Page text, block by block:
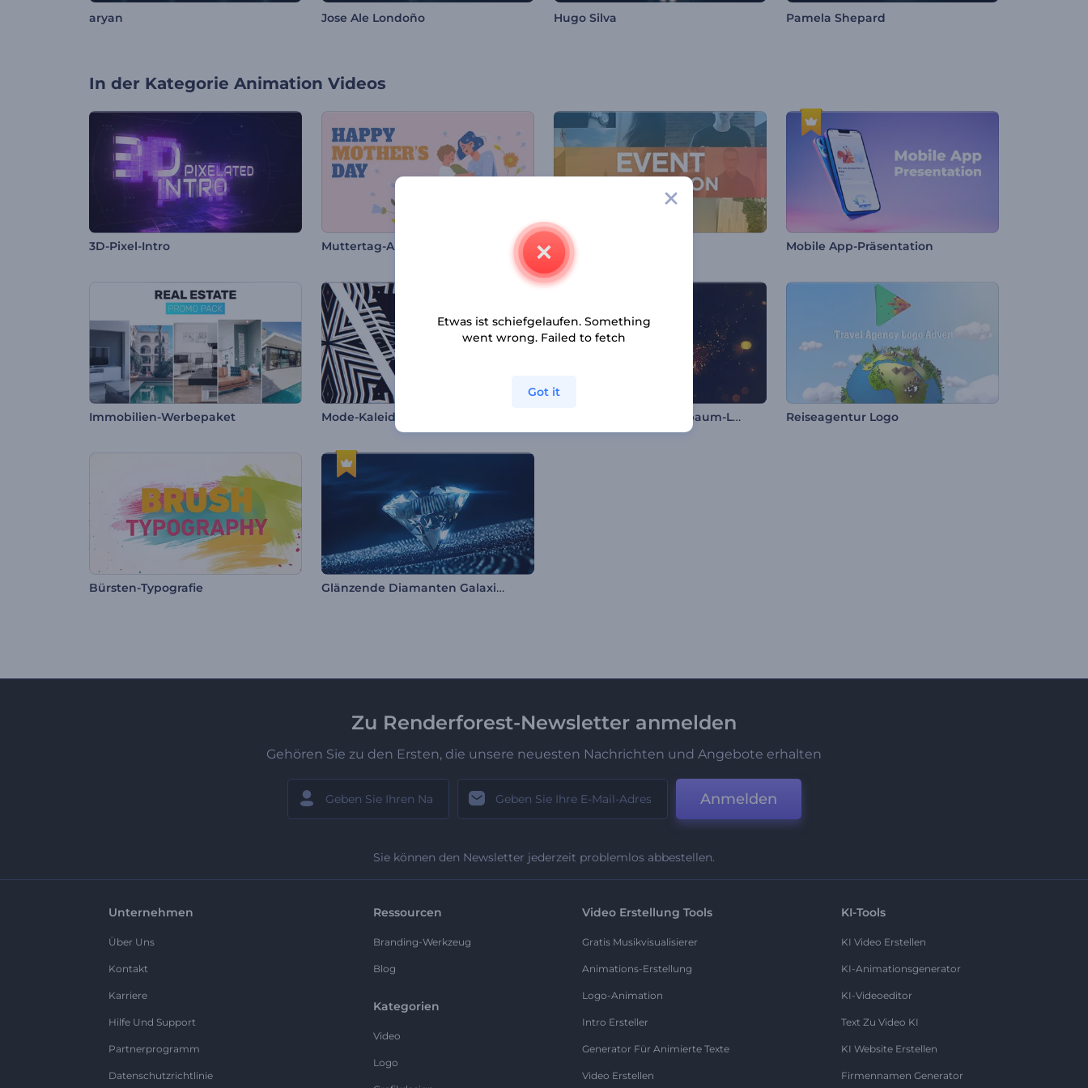
aryan Jose Ale Londoño Hugo Silva Pamela Shepard
In der Kategorie Animation Videos
3D-Pixel-Intro Muttertag-Animation Special Event Werbung Mobile App-Präsentation
Immobilien-Werbepaket Mode-Kaleidoskop Festlicher Weihnachtsbaum-Logo Reiseagentur Logo
Bürsten-Typografie Glänzende Diamanten Galaxie Opener
Zu Renderforest-Newsletter anmelden
Gehören Sie zu den Ersten, die unsere neuesten Nachrichten und Angebote erhalten
Anmelden
Sie können den Newsletter jederzeit problemlos abbestellen.
Unternehmen
Über Uns
Kontakt
Karriere
Hilfe Und Support
Partnerprogramm
Datenschutzrichtlinie
Ressourcen
Branding-Werkzeug
Blog
Kategorien
Video
Logo
Video Erstellung Tools
Gratis Musikvisualisierer
Animations-Erstellung
Logo-Animation
Intro Ersteller
Generator Für Animierte Texte
Video Erstellen
KI-Tools
KI Video Erstellen
KI-Animationsgenerator
KI-Videoeditor
Text Zu Video KI
KI Website Erstellen
Firmennamen Generator
Etwas ist schiefgelaufen. Something
went wrong. Failed to fetch
Got it